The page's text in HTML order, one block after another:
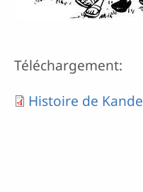
Téléchargement:
Histoire de Kande